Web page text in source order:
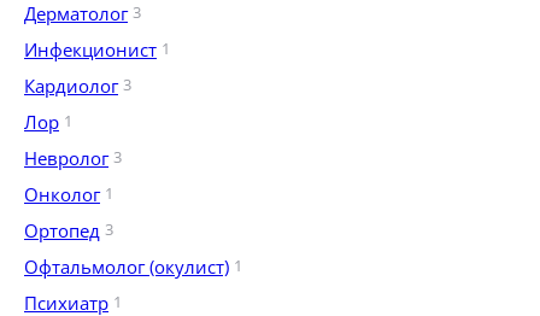
Дерматолог 3
Инфекционист 1
Кардиолог 3
Лор 1
Невролог 3
Онколог 1
Ортопед 3
Офтальмолог (окулист) 1
Психиатр 1